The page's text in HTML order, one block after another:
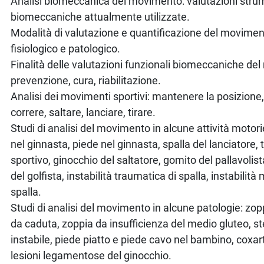
biomeccaniche attualmente utilizzate.
Modalità di valutazione e quantificazione del
fisiologico e patologico.
Finalità delle valutazioni funzionali biomeccaniche
prevenzione, cura, riabilitazione.
Analisi dei movimenti sportivi: mantenere la
correre, saltare, lanciare, tirare.
Studi di analisi del movimento in alcune attività
nel ginnasta, piede nel ginnasta, spalla del lanciatore,
sportivo, ginocchio del saltatore, gomito del
del golfista, instabilità traumatica di spalla, instabilità
spalla.
Studi di analisi del movimento in alcune patologie:
da caduta, zoppia da insufficienza del medio gluteo,
instabile, piede piatto e piede cavo nel bambino,
lesioni legamentose del ginocchio.